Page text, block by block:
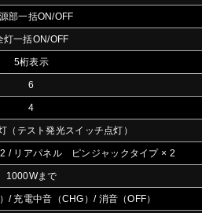
部一括ON/OFF
灯一括ON/OFF
5桁表示
6
4
（テスト発光スイッチ点灯）
/ リアパネル ピンジャックタイプ × 2
1000Wまで
/ 充電中音（CHG）/ 消音（OFF）